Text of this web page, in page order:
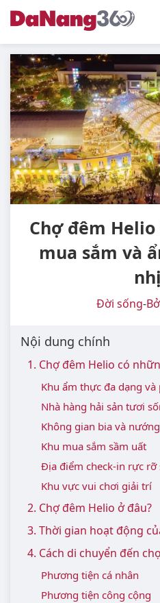
Chợ đêm
mua sắm và
Đời sống-
Nội dung chính
1. Chợ đêm Helio có
Khu ẩm thực đa dạng
Nhà hàng hải sản tươi
Không gian bia và
Khu mua sắm sầm uất
Địa điểm check-in rực rỡ
Khu vực vui chơi giải trí
2. Chợ đêm Helio ở đâu?
3. Thời gian hoạt động
4. Cách di chuyển đến
Phương tiện cá nhân
Phương tiện công cộng